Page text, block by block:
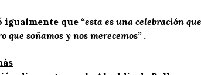
igualmente que “esta es una celebración
soñamos y nos merecemos” .